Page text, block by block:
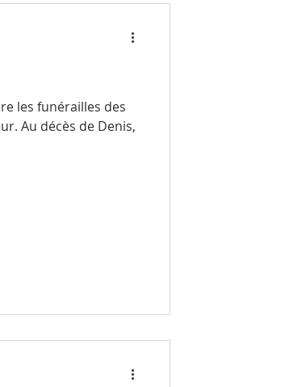
les funérailles des